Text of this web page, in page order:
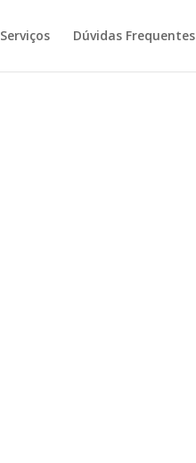
Serviços Dúvidas Frequentes